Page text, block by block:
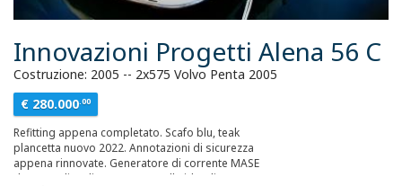
Innovazioni Progetti Alena 56 C
Costruzione: 2005 -- 2x575 Volvo Penta 2005
€ 280.000.00
Refitting appena completato. Scafo blu, teak
plancetta nuovo 2022. Annotazioni di sicurezza
appena rinnovate. Generatore di corrente MASE
da 5 Kw, elica di prua, passerella idraulica